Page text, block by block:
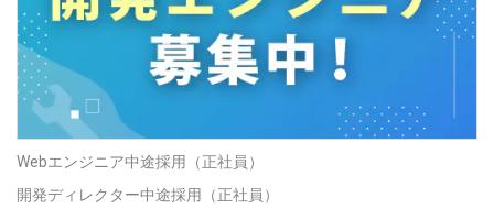
Webエンジニア中途採用（正社員）
開発ディレクター中途採用（正社員）